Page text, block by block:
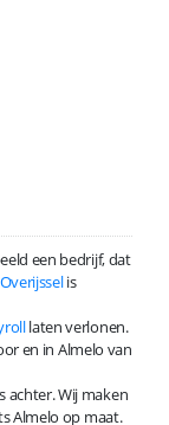
een bedrijf, dat
Overijsselis
laten verlonen.
en in Almelo van
achter. Wij maken
Almelo op maat.